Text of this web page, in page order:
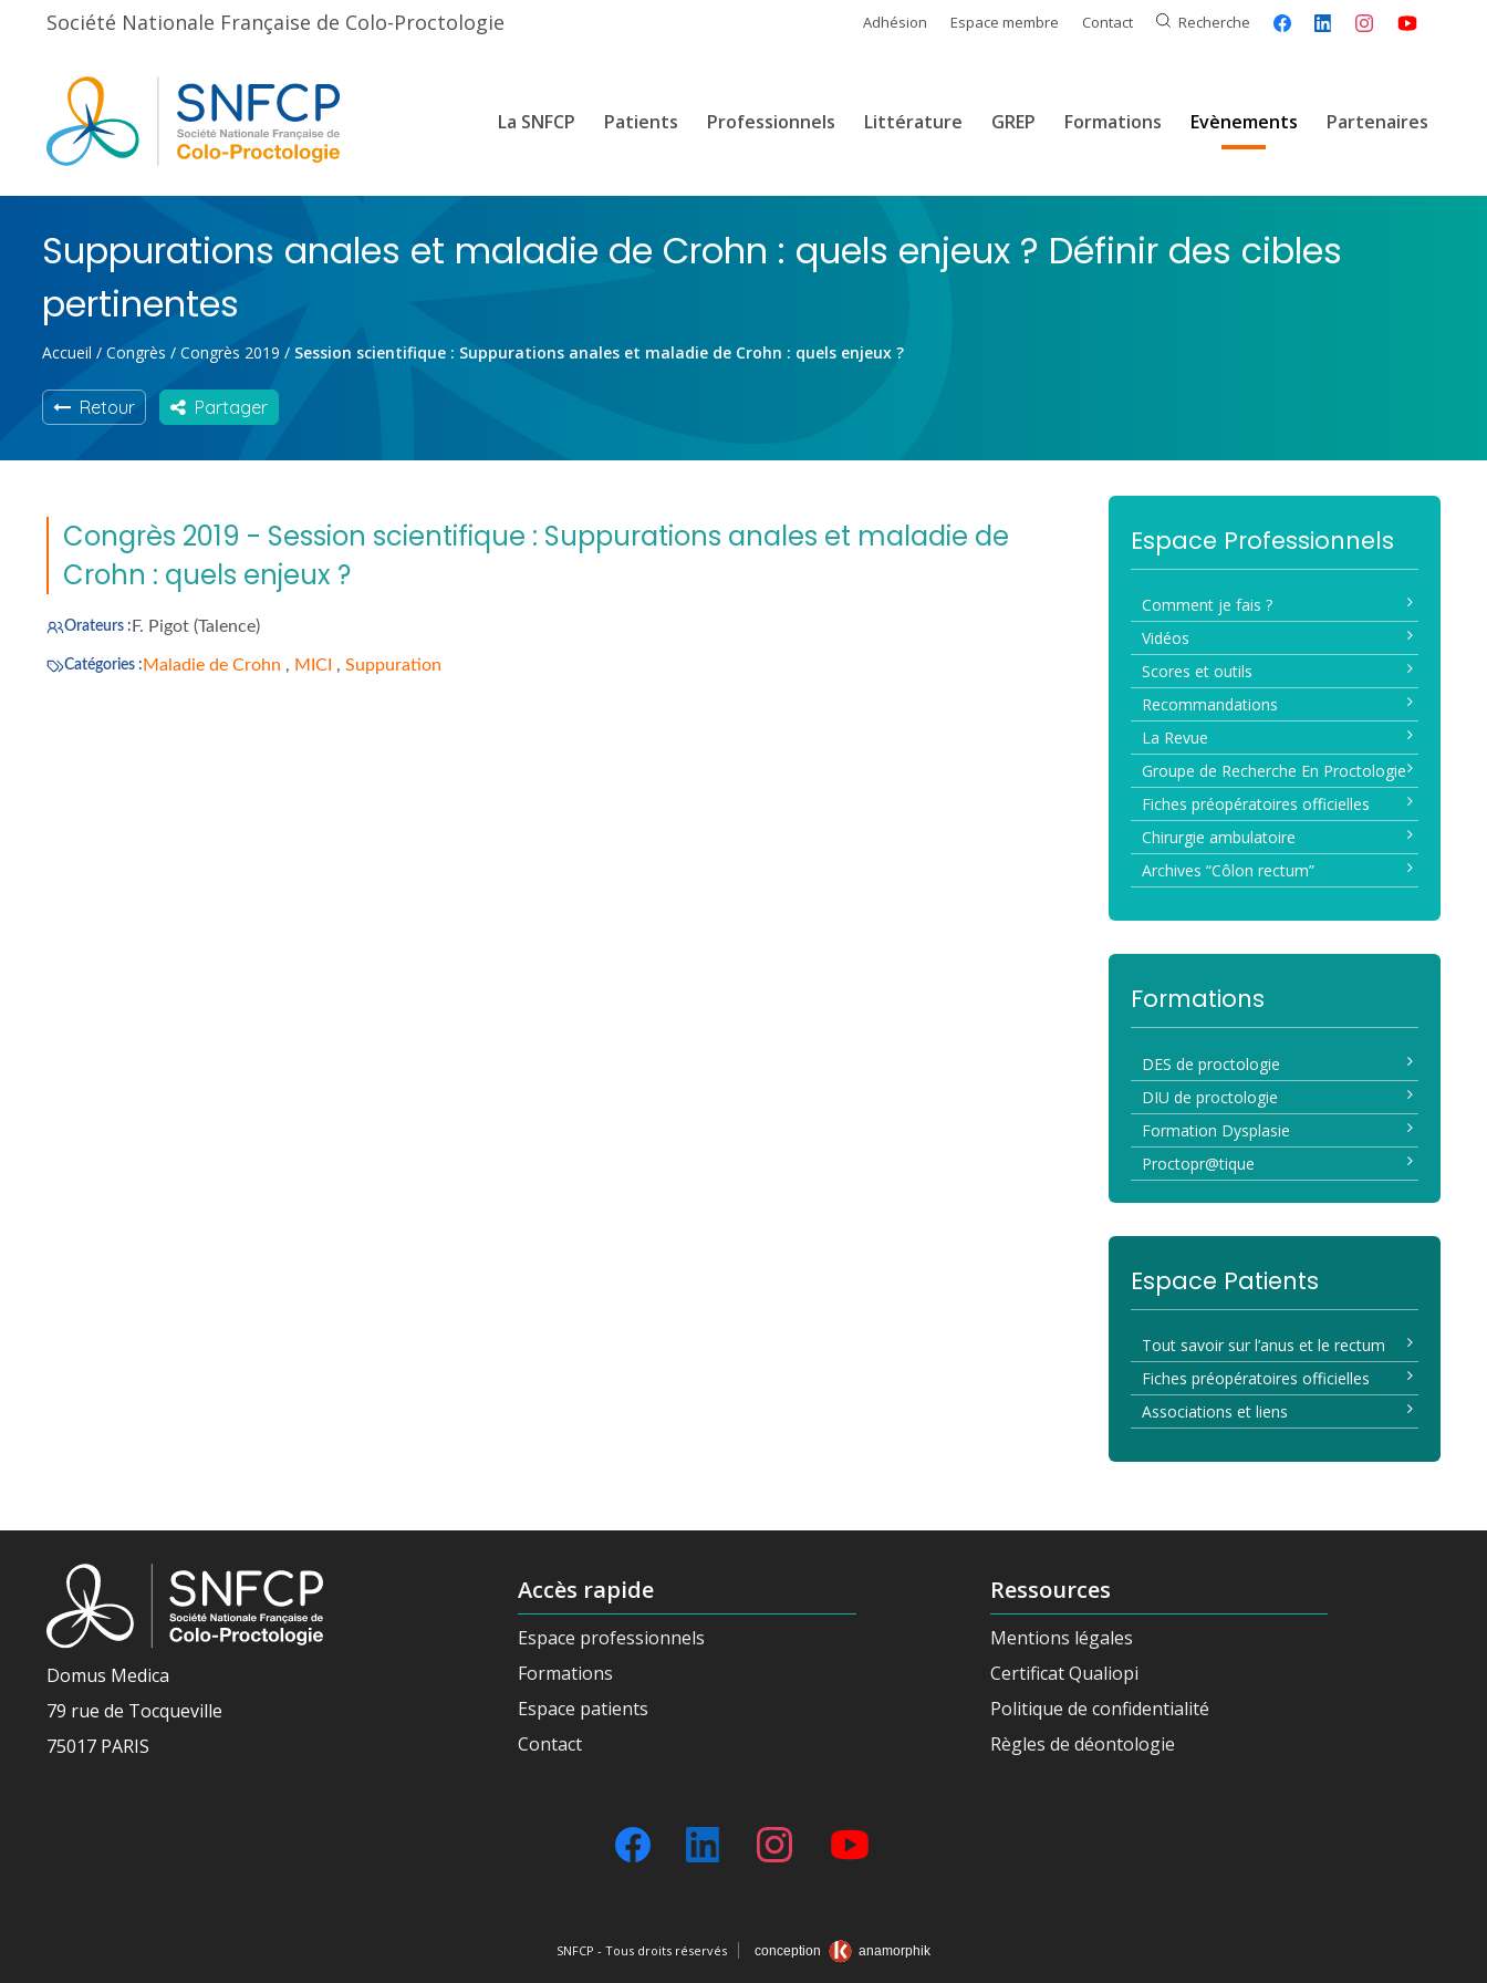
Société Nationale Française de Colo-Proctologie Adhésion Espace membre Contact Recherche
La SNFCP Patients Professionnels Littérature GREP Formations Evènements Partenaires
Suppurations anales et maladie de Crohn : quels enjeux ? Définir des cibles
pertinentes
Accueil / Congrès / Congrès 2019 / Session scientifique : Suppurations anales et maladie de Crohn : quels enjeux ?
Retour Partager
Congrès 2019 - Session scientifique : Suppurations anales et maladie de
Crohn : quels enjeux ?
Orateurs : F. Pigot (Talence)
Catégories : Maladie de Crohn , MICI , Suppuration
Espace Professionnels
Comment je fais ?
Vidéos
Scores et outils
Recommandations
La Revue
Groupe de Recherche En Proctologie
Fiches préopératoires officielles
Chirurgie ambulatoire
Archives “Côlon rectum”
Formations
DES de proctologie
DIU de proctologie
Formation Dysplasie
Proctopr@tique
Espace Patients
Tout savoir sur l’anus et le rectum
Fiches préopératoires officielles
Associations et liens
Domus Medica
79 rue de Tocqueville
75017 PARIS
Accès rapide
Espace professionnels
Formations
Espace patients
Contact
Ressources
Mentions légales
Certificat Qualiopi
Politique de confidentialité
Règles de déontologie
SNFCP - Tous droits réservés